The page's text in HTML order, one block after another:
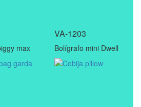
max
VA-1203
Bolígrafo mini Dwell